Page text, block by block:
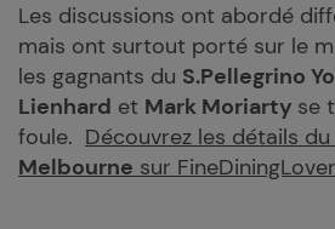
Les discussions ont abordé
mais ont surtout porté sur le
les gagnants du S.Pellegrino
Lienhard et Mark Moriarty se
foule. Découvrez les détails du
Melbourne sur